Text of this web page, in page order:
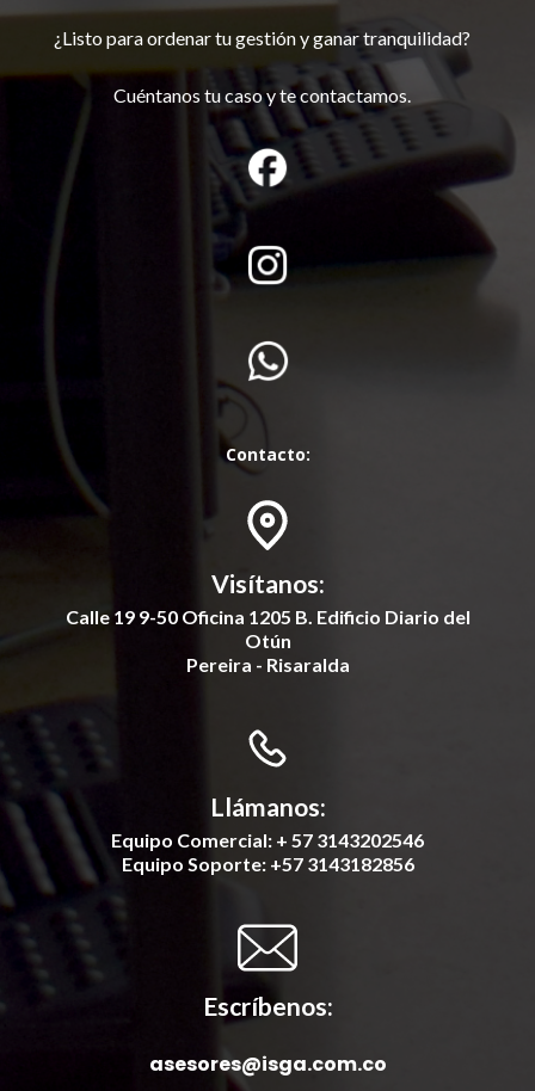
¿Listo para ordenar tu gestión y ganar tranquilidad?
Cuéntanos tu caso y te contactamos.
Contacto:
Visítanos:
Calle 19 9-50 Oficina 1205 B. Edificio Diario del
Otún
Pereira - Risaralda
Llámanos:
Equipo Comercial: + 57 3143202546
Equipo Soporte: +57 3143182856
Escríbenos:
asesores@isga.com.co